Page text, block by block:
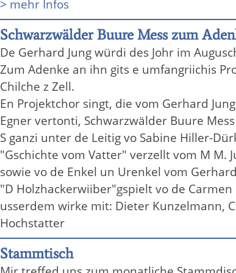
> mehr Infos
Schwarzwälder Buure Mess zum
De Gerhard Jung würdi des Johr im
Zum Adenke an ihn gits e umfangriichis
Chilche z Zell.
En Projektchor singt, die vom Gerhard
Egner vertonti, Schwarzwälder Buure
S ganzi unter de Leitig vo Sabine Hiller-
"Gschichte vom Vatter" verzellt vom M M.
sowie vo de Enkel un Urenkel vom
"D Holzhackerwiiber"gspielt vo de
usserdem wirke mit: Dieter Kunzelmann,
Hochstatter
Stammtisch